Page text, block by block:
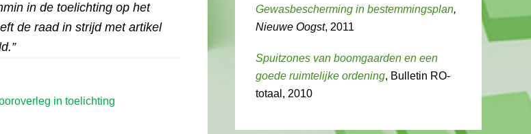
in de toelichting op het
de raad in strijd met artikel
in toelichting
Gewasbescherming in bestemmingsplan,
Nieuwe Oogst, 2011
Spuitzones van boomgaarden en een
goede ruimtelijke ordening, Bulletin RO-
totaal, 2010